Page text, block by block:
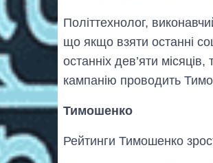
Політтехнолог,
що якщо взяти останні
останніх дев’яти
кампанію проводить
Тимошенко
Рейтинги Тимошенко